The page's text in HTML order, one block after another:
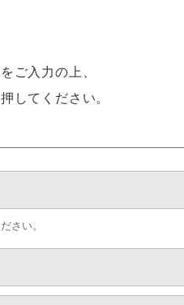
ご入力の上、
してください。
さい。